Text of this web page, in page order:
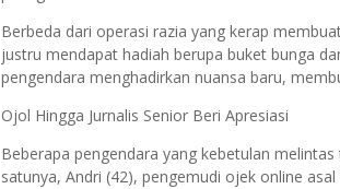
Berbeda dari operasi razia yang kerap
justru mendapat hadiah berupa buket bunga
pengendara menghadirkan nuansa baru,
Ojol Hingga Jurnalis Senior Beri Apresiasi
Beberapa pengendara yang kebetulan
satunya, Andri (42), pengemudi ojek online